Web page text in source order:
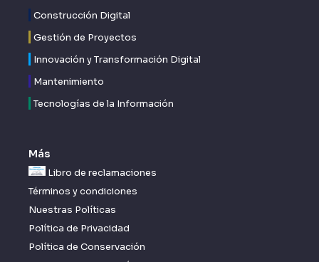
Construcción Digital
Gestión de Proyectos
Innovación y Transformación Digital
Mantenimiento
Tecnologías de la Información
Más
Libro de reclamaciones
Términos y condiciones
Nuestras Políticas
Política de Privacidad
Política de Conservación